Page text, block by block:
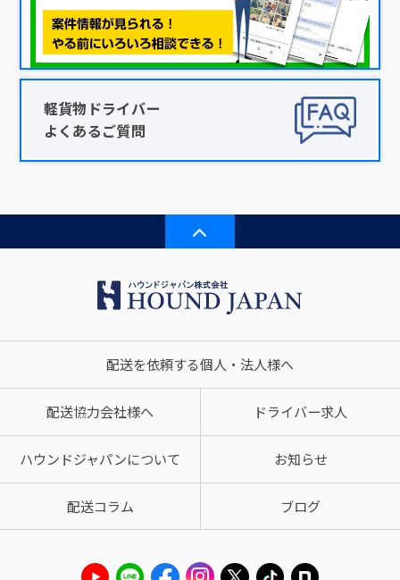
軽貨物ドライバー
よくあるご質問
配送を依頼する個人・法人様へ
配送協力会社様へ ドライバー求人
ハウンドジャパンについて お知らせ
配送コラム ブログ